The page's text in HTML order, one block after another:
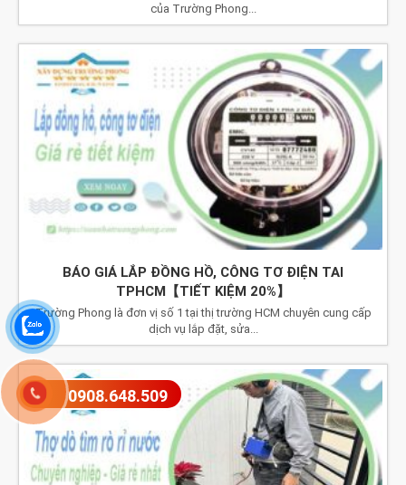
của Trường Phong...
BÁO GIÁ LẮP ĐỒNG HỒ, CÔNG TƠ ĐIỆN TAI
TPHCM【TIẾT KIỆM 20%】
Trường Phong là đơn vị số 1 tại thị trường HCM chuyên cung cấp
dịch vụ lắp đặt, sửa...
0908.648.509